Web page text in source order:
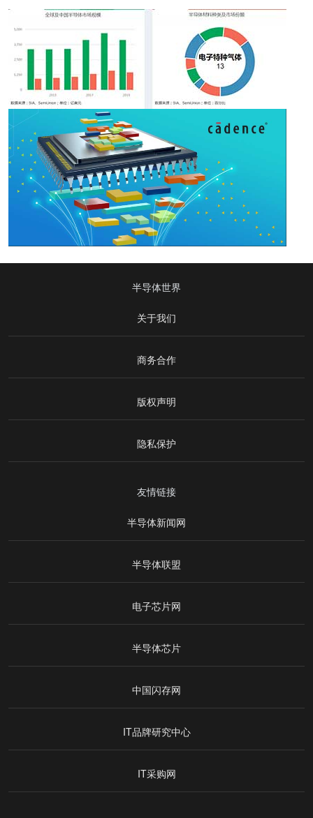
半导体世界
关于我们
商务合作
版权声明
隐私保护
友情链接
半导体新闻网
半导体联盟
电子芯片网
半导体芯片
中国闪存网
IT品牌研究中心
IT采购网